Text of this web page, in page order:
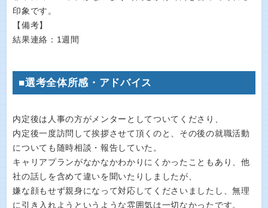
印象です。
【備考】
結果連絡：1週間
■選考全体所感・アドバイス
内定後は人事の方がメンターとしてついてくださり、
内定後一度訪問して挨拶させて頂くのと、その後の就職活動
についても随時相談・報告していた。
キャリアプランがなかなかわかりにくかったこともあり、他
社の話しを含めて違いを聞いたりしましたが、
嫌な顔もせず親身になって対応してくださいましたし、無理
に引き入れようというような雰囲気は一切なかったです。